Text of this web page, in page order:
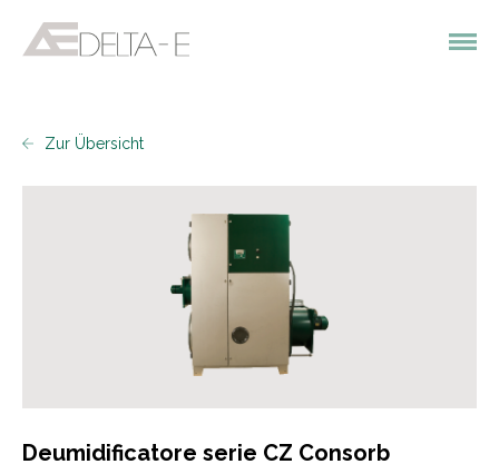
Zur Übersicht
Deumidificatore serie CZ Consorb